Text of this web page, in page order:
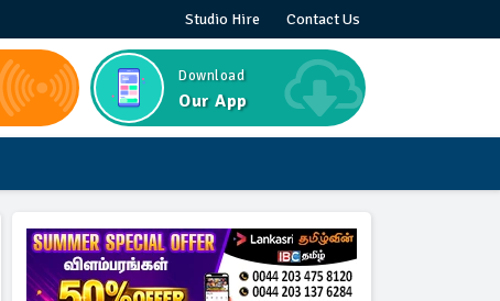
Studio Hire Contact Us
Download
Our App